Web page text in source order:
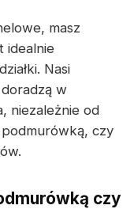
masz
idealnie
Nasi
w
niezależnie od
czy
czy